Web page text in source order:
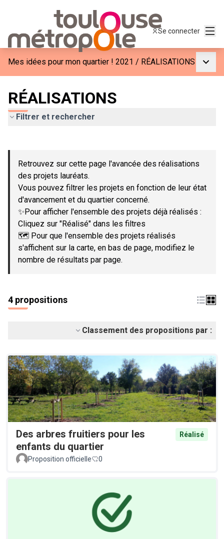
Se connecter
Mes idées pour mon quartier ! 2021 / RÉALISATIONS
RÉALISATIONS
Filtrer et rechercher
−
Retrouvez sur cette page l'avancée des réalisations
des projets lauréats.
Vous pouvez filtrer les projets en fonction de leur état
d'avancement et du quartier concerné.
✨Pour afficher l'ensemble des projets déjà réalisés :
Cliquez sur "Réalisé" dans les filtres
🗺️ Pour que l'ensemble des projets réalisés
s'affichent sur la carte, en bas de page, modifiez le
nombre de résultats par page.
4 propositions
Classement des propositions par :
Des arbres fruitiers pour les
enfants du quartier
Réalisé
Proposition officielle 0